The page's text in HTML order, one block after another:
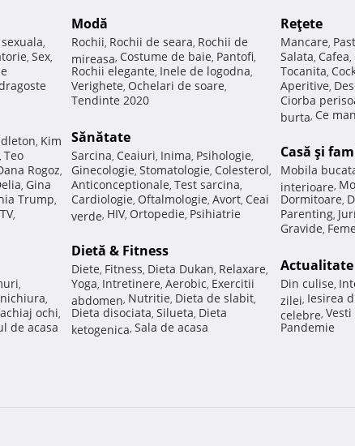
,
, Sex,
, Kim
, Teo
Rogoz,
, Gina
Trump,
,
,
,
ochi,
de acasa
Modă
Rochii, Rochii de seara, Rochii de
mireasa, Costume de baie, Pantofi,
Rochii elegante, Inele de logodna,
Verighete, Ochelari de soare,
Tendinte 2020
Sănătate
Sarcina, Ceaiuri, Inima, Psihologie,
Ginecologie, Stomatologie, Colesterol,
Anticonceptionale, Test sarcina,
Cardiologie, Oftalmologie, Avort, Ceai
verde, HIV, Ortopedie, Psihiatrie
Dietă & Fitness
Diete, Fitness, Dieta Dukan, Relaxare,
Yoga, Intretinere, Aerobic, Exercitii
abdomen, Nutritie, Dieta de slabit,
Dieta disociata, Silueta, Dieta
ketogenica, Sala de acasa
Reţete
Mancare,
Salata, Cafea,
Tocanita,
Aperitive,
Ciorba
burta, Ce
Casă şi
Mobila
interioare,
Dormitoare,
Parenting,
Gravide,
Actualitate
Din culise,
zilei, Iesirea
celebre, Vesti
Pandemie